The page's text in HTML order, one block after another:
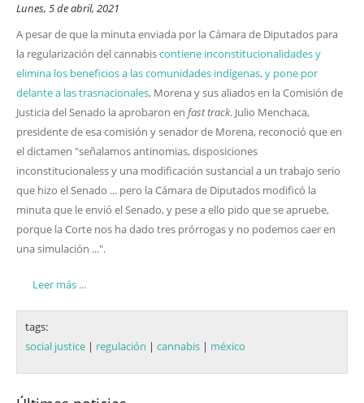
Lunes, 5 de abril, 2021
A pesar de que la minuta enviada por la Cámara de Diputados para
la regularización del cannabiscontiene inconstitucionalidades y
elimina los beneficios a las comunidades indígenas, y pone por
delante a las trasnacionales, Morena y sus aliados en la Comisión de
Justicia del Senado la aprobaron en fast track. Julio Menchaca,
presidente de esa comisión y senador de Morena, reconoció que en
el dictamen "señalamos antinomias, disposiciones
inconstitucionaless y una modificación sustancial a un trabajo serio
que hizo el Senado ... pero la Cámara de Diputados modificó la
minuta que le envió el Senado, y pese a ello pido que se apruebe,
porque la Corte nos ha dado tres prórrogas y no podemos caer en
una simulación ...".
Leer más ...
tags:
social justice | regulación | cannabis | méxico